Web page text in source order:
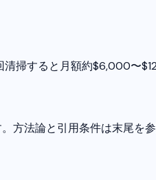
掃すると月額約$6,000〜
法論と引用条件は末尾を参